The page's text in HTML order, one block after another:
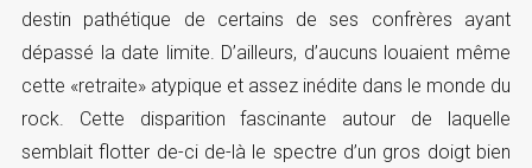
destin pathétique de certains de ses confrères ayant
dépassé la date limite. D’ailleurs, d’aucuns louaient même
cette «retraite» atypique et assez inédite dans le monde du
rock. Cette disparition fascinante autour de laquelle
semblait flotter de-ci de-là le spectre d’un gros doigt bien